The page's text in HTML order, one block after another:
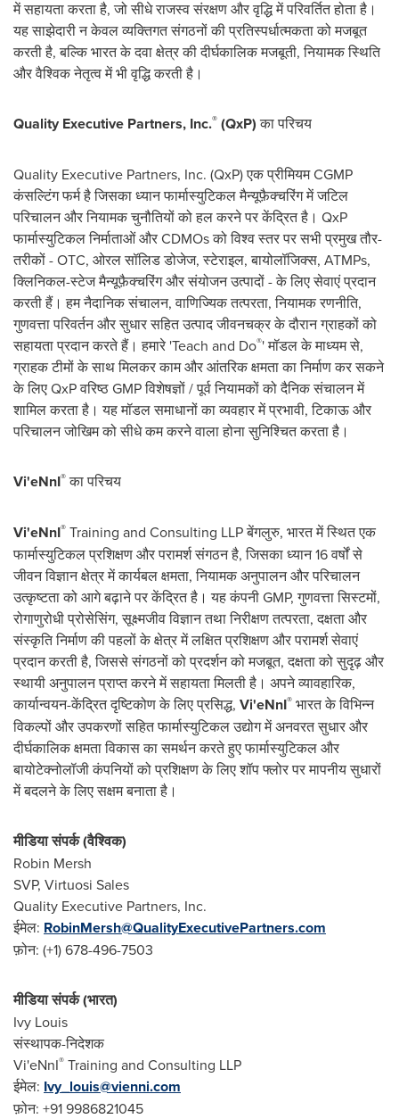
में सहायता करता है, जो सीधे राजस्व संरक्षण और वृद्धि में परिवर्तित होता है।
यह साझेदारी न केवल व्यक्तिगत संगठनों की प्रतिस्पर्धात्मकता को मजबूत
करती है, बल्कि भारत के दवा क्षेत्र की दीर्घकालिक मजबूती, नियामक स्थिति
और वैश्विक नेतृत्व में भी वृद्धि करती है।
Quality Executive Partners, Inc.® (QxP)का परिचय
Quality Executive Partners, Inc. (QxP) एक प्रीमियम CGMP
कंसल्टिंग फर्म है जिसका ध्यान फार्मास्युटिकल मैन्यूफ़ैक्चरिंग में जटिल
परिचालन और नियामक चुनौतियों को हल करने पर केंद्रित है। QxP
फार्मास्युटिकल निर्माताओं और CDMOs को विश्व स्तर पर सभी प्रमुख तौर-
तरीकों - OTC, ओरल सॉलिड डोजेज, स्टेराइल, बायोलॉजिक्स, ATMPs,
क्लिनिकल-स्टेज मैन्यूफ़ैक्चरिंग और संयोजन उत्पादों - के लिए सेवाएं प्रदान
करती हैं। हम नैदानिक संचालन, वाणिज्यिक तत्परता, नियामक रणनीति,
गुणवत्ता परिवर्तन और सुधार सहित उत्पाद जीवनचक्र के दौरान ग्राहकों को
सहायता प्रदान करते हैं। हमारे 'Teach and Do®' मॉडल के माध्यम से,
ग्राहक टीमों के साथ मिलकर काम और आंतरिक क्षमता का निर्माण कर सकने
के लिए QxP वरिष्ठ GMP विशेषज्ञों / पूर्व नियामकों को दैनिक संचालन में
शामिल करता है। यह मॉडल समाधानों का व्यवहार में प्रभावी, टिकाऊ और
परिचालन जोखिम को सीधे कम करने वाला होना सुनिश्चित करता है।
Vi'eNnI®का परिचय
Vi'eNnI® Training and Consulting LLP बेंगलुरु, भारत में स्थित एक
फार्मास्युटिकल प्रशिक्षण और परामर्श संगठन है, जिसका ध्यान 16 वर्षों से
जीवन विज्ञान क्षेत्र में कार्यबल क्षमता, नियामक अनुपालन और परिचालन
उत्कृष्टता को आगे बढ़ाने पर केंद्रित है। यह कंपनी GMP, गुणवत्ता सिस्टमों,
रोगाणुरोधी प्रोसेसिंग, सूक्ष्मजीव विज्ञान तथा निरीक्षण तत्परता, दक्षता और
संस्कृति निर्माण की पहलों के क्षेत्र में लक्षित प्रशिक्षण और परामर्श सेवाएं
प्रदान करती है, जिससे संगठनों को प्रदर्शन को मजबूत, दक्षता को सुदृढ़ और
स्थायी अनुपालन प्राप्त करने में सहायता मिलती है। अपने व्यावहारिक,
कार्यान्वयन-केंद्रित दृष्टिकोण के लिए प्रसिद्ध, Vi'eNnI® भारत के विभिन्न
विकल्पों और उपकरणों सहित फार्मास्युटिकल उद्योग में अनवरत सुधार और
दीर्घकालिक क्षमता विकास का समर्थन करते हुए फार्मास्युटिकल और
बायोटेक्नोलॉजी कंपनियों को प्रशिक्षण के लिए शॉप फ्लोर पर मापनीय सुधारों
में बदलने के लिए सक्षम बनाता है।
मीडिया संपर्क (वैश्विक)
Robin Mersh
SVP, Virtuosi Sales
Quality Executive Partners, Inc.
ईमेल: RobinMersh@QualityExecutivePartners.com
फ़ोन: (+1) 678-496-7503
मीडिया संपर्क (भारत)
Ivy Louis
संस्थापक-निदेशक
Vi'eNnI® Training and Consulting LLP
ईमेल: Ivy_louis@vienni.com
फ़ोन: +91 9986821045